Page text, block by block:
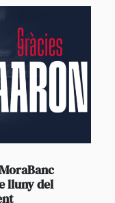
lluny del